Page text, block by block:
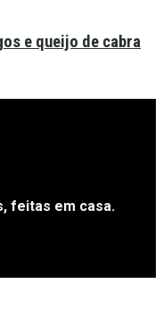
e queijo de cabra
feitas em casa.